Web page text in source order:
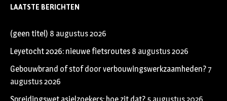
LAATSTE BERICHTEN
(geen titel) 8 augustus 2026
Leyetocht 2026: nieuwe fietsroutes 8 augustus 2026
Gebouwbrand of stof door verbouwingswerkzaamheden?7
augustus 2026